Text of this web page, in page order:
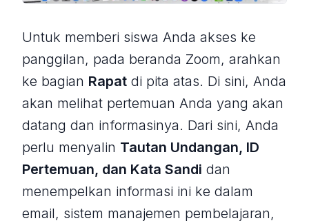
Untuk memberi siswa Anda akses ke
panggilan, pada beranda Zoom, arahkan
ke bagian Rapat di pita atas. Di sini, Anda
akan melihat pertemuan Anda yang akan
datang dan informasinya. Dari sini, Anda
perlu menyalin Tautan Undangan, ID
Pertemuan, dan Kata Sandi dan
menempelkan informasi ini ke dalam
email, sistem manajemen pembelajaran,